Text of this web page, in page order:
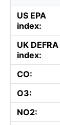
US EPA
index:
UK DEFRA
index:
CO:
O3:
NO2: